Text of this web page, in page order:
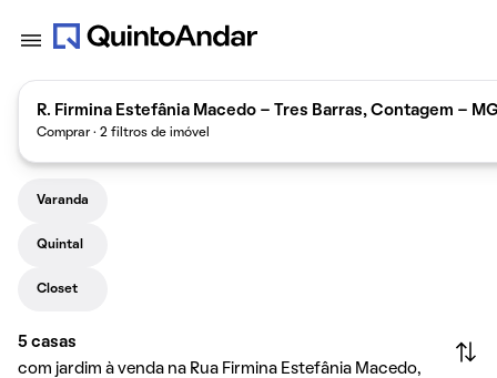
R. Firmina Estefânia Macedo - Tres Barras, Contagem -
Comprar · 2 filtros de imóvel
Varanda
Quintal
Closet
5 casas
com jardim à venda na Rua Firmina Estefânia Macedo,